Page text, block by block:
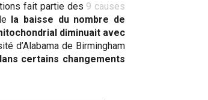
fait partie des 9 causes
la baisse du nombre de
diminuait avec
d’Alabama de Birmingham
certains changements